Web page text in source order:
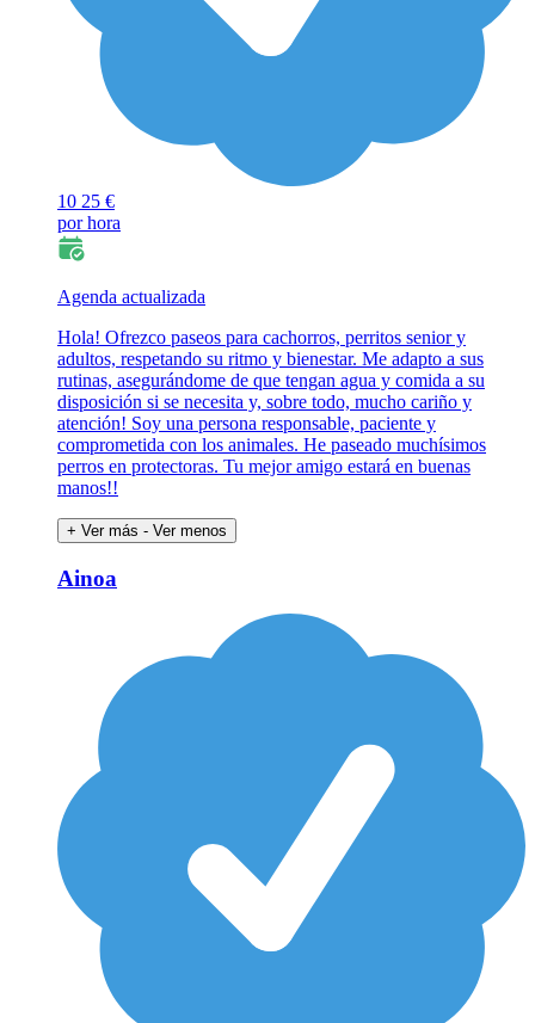
10 25 €
por hora
Agenda actualizada
Hola! Ofrezco paseos para cachorros, perritos senior y
adultos, respetando su ritmo y bienestar. Me adapto a sus
rutinas, asegurándome de que tengan agua y comida a su
disposición si se necesita y, sobre todo, mucho cariño y
atención! Soy una persona responsable, paciente y
comprometida con los animales. He paseado muchísimos
perros en protectoras. Tu mejor amigo estará en buenas
manos!!
+ Ver más - Ver menos
Ainoa